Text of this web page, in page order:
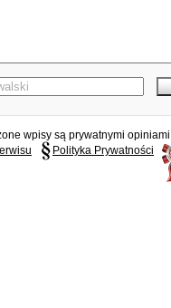
wpisy są prywatnymi
Polityka Prywatności